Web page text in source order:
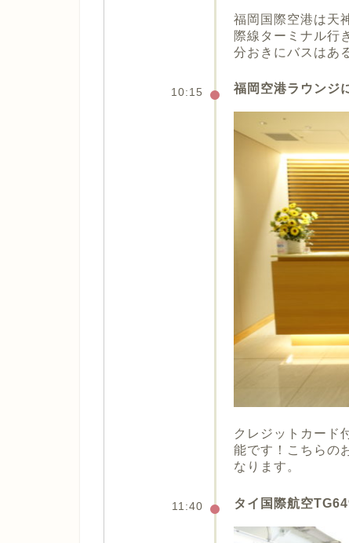
福岡国際空港は天
際線ターミナル行
分おきにバスはあ
10:15 福岡空港ラウンジ
クレジットカード
能です！こちらの
なります。
11:40 タイ国際航空